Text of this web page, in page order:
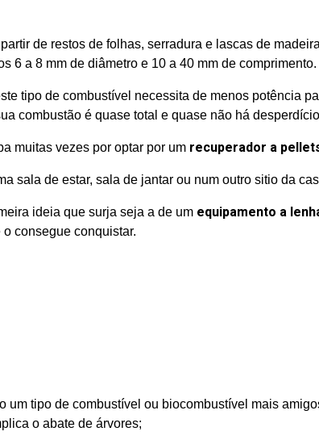
de restos de folhas, serradura e lascas de
6 a 8 mm de diâmetro e 10 a 40 mm de comprimento.
tipo de combustível necessita de menos potência
combustão é quase total e quase não há
muitas vezes por optar por um recuperador a
sala de estar, sala de jantar ou num outro sitio da
ideia que surja seja a de um equipamento a
consegue conquistar.
um tipo de combustível ou biocombustível mais
o abate de árvores;